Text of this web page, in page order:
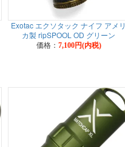
Exotac エクソタック ナイフ アメリ
カ製 ripSPOOL OD グリーン
価格： 7,100円(内税)